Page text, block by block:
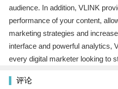
audience. In addition, VLINK
performance of your content,
marketing strategies and
interface and powerful analytics,
every digital marketer looking to
评论